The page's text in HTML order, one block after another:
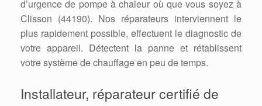
d’urgence de pompe à chaleur où que vous soyez à
Clisson (44190). Nos réparateurs interviennent le
plus rapidement possible, effectuent le diagnostic de
votre appareil. Détectent la panne et rétablissent
votre système de chauffage en peu de temps.
Installateur, réparateur certifié de